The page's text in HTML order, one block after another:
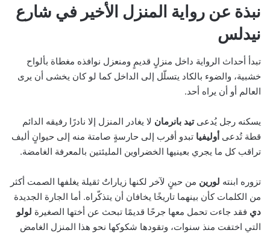
نبذة عن رواية المنزل الأخير في شارع
نيدلس
تبدأ أحداث الرواية داخل منزلٍ قديمٍ ومنعزل نوافذه مغطاة بألواح
خشبية، والضوء بالكاد يتسلّل إلى الداخل كما لو كان يخشى أن يرى
العالم أو أن يراه أحد.
يسكنه رجل يُدعىتيد بانرمان لا يغادر المنزل إلا نادرًا رفيقه الدائم
قطة تُدعى أوليفيا تبدو أقرب إلى حارسةٍ صامتة منه إلى حيوانٍ أليف
تراقب كل ما يجري بعينيها الخضراوين المليئتين بالمعرفة الغامضة.
تزوره ابنته لورين من حينٍ لآخر لكنها زياراتٌ ثقيلة يغلفها الصمت أكثر
من الكلمات كأن بينهما تاريخًا يخافان أن يتذكّراه. أما الجارة الجديدة
دي فقد جاءت تحمل معها جرحًا قديمًا تبحث عن أختها الصغيرة لولو
التي اختفت منذ سنوات، وتقودها شكوكها نحو هذا المنزل الغامض